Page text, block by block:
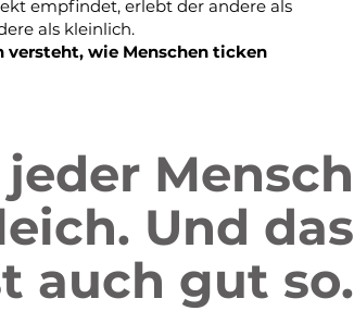
empfindet, erlebt der andere als
als kleinlich.
versteht, wie Menschen ticken
Mensch
Und das
auch gut so.